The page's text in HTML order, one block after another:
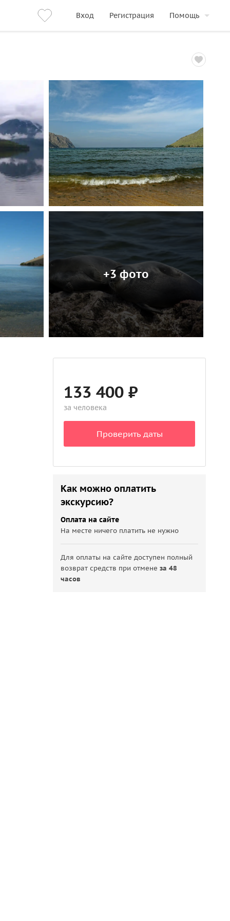
Вход Регистрация Помощь
+3 фото
133 400 ₽
за человека
Проверить даты
Как можно оплатить
экскурсию?
Оплата на сайте
На месте ничего платить не нужно
Для оплаты на сайте доступен полный
возврат средств при отменеза 48
часов